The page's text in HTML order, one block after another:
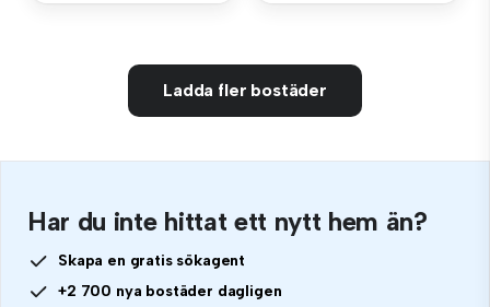
Ladda fler bostäder
Har du inte hittat ett nytt hem än?
Skapa en gratis sökagent
+2 700 nya bostäder dagligen